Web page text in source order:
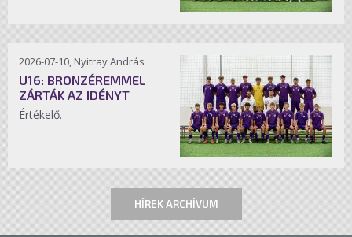
2026-07-10, Nyitray András
U16: BRONZÉREMMEL
ZÁRTÁK AZ IDÉNYT
Értékelő.
HÍREK ARCHÍVUM